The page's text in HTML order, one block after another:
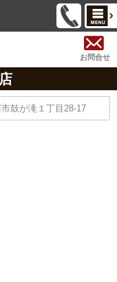
お問合せ
鼓が滝１丁目28-17